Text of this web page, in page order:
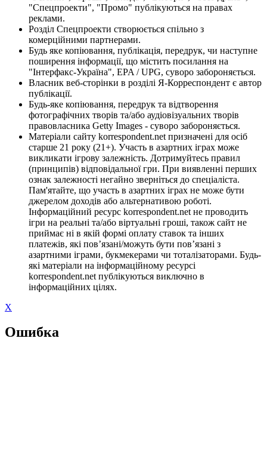
"Спецпроекти", "Промо" публікуються на правах
реклами.
Розділ Спецпроекти створюється спільно з
комерційними партнерами.
Будь яке копіювання, публікація, передрук, чи наступне
поширення інформації, що містить посилання на
"Інтерфакс-Україна", EPA / UPG, суворо забороняється.
Власник веб-сторінки в розділі Я-Корреспондент є автор
публікації.
Будь-яке копіювання, передрук та відтворення
фотографічних творів та/або аудіовізуальних творів
правовласника Getty Images - суворо забороняється.
Матеріали сайту korrespondent.net призначені для осіб
старше 21 року (21+). Участь в азартних іграх може
викликати ігрову залежність. Дотримуйтесь правил
(принципів) відповідальної гри. При виявленні перших
ознак залежності негайно зверніться до спеціаліста.
Пам'ятайте, що участь в азартних іграх не може бути
джерелом доходів або альтернативою роботі.
Інформаційний ресурс korrespondent.net не проводить
ігри на реальні та/або віртуальні гроші, також сайт не
приймає ні в якій формі оплату ставок та інших
платежів, які пов’язані/можуть бути пов’язані з
азартними іграми, букмекерами чи тоталізаторами. Будь-
які матеріали на інформаційному ресурсі
korrespondent.net публікуються виключно в
інформаційних цілях.
X
Ошибка